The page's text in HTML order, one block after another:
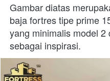
Gambar diatas
baja fortres tipe prime
yang minimalis model
sebagai inspirasi.